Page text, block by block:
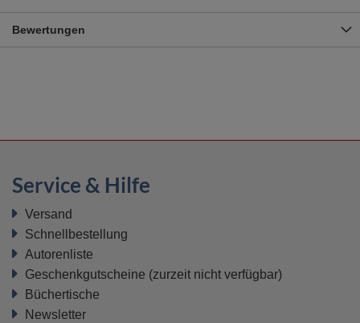
Bewertungen
Service & Hilfe
Versand
Schnellbestellung
Autorenliste
Geschenkgutscheine (zurzeit nicht verfügbar)
Büchertische
Newsletter